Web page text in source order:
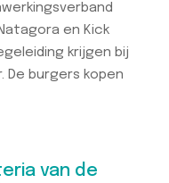
en Kick
krijgen bij
De burgers kopen
van de